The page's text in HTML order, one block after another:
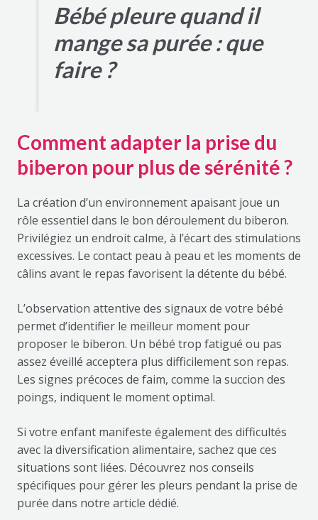
Bébé pleure quand il
mange sa purée : que
faire ?
Comment adapter la prise du
biberon pour plus de sérénité ?
La création d’un environnement apaisant joue un
rôle essentiel dans le bon déroulement du biberon.
Privilégiez un endroit calme, à l’écart des stimulations
excessives. Le contact peau à peau et les moments de
câlins avant le repas favorisent la détente du bébé.
L’observation attentive des signaux de votre bébé
permet d’identifier le meilleur moment pour
proposer le biberon. Un bébé trop fatigué ou pas
assez éveillé acceptera plus difficilement son repas.
Les signes précoces de faim, comme la succion des
poings, indiquent le moment optimal.
Si votre enfant manifeste également des difficultés
avec la diversification alimentaire, sachez que ces
situations sont liées. Découvrez nos conseils
spécifiques pour gérer les pleurs pendant la prise de
purée dans notre article dédié.